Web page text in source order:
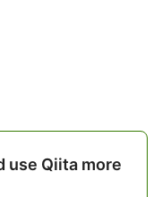
use Qiita more